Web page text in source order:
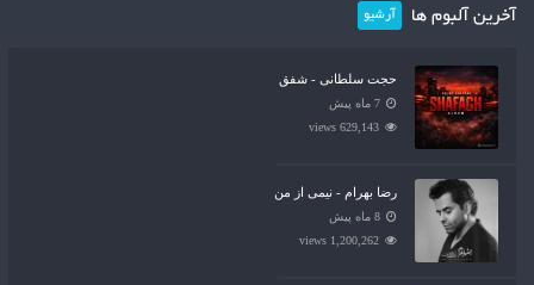
آخرین آلبوم ها آرشیو
حجت سلطانی - شفق
7 ماه پیش
629,143 views
رضا بهرام - نیمی از من
8 ماه پیش
1,200,262 views